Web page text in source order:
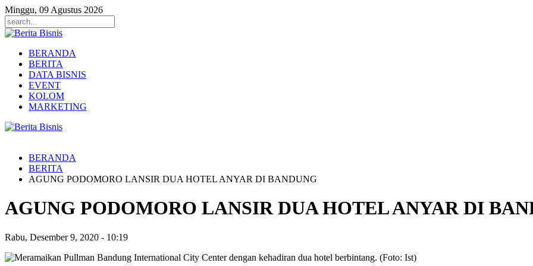
Minggu, 09 Agustus 2026
BERANDA
BERITA
DATA BISNIS
EVENT
KOLOM
MARKETING
BERANDA
BERITA
AGUNG PODOMORO LANSIR DUA HOTEL ANYAR DI BANDUNG
AGUNG PODOMORO LANSIR DUA HOTEL ANYAR DI
Rabu, Desember 9, 2020 - 10:19